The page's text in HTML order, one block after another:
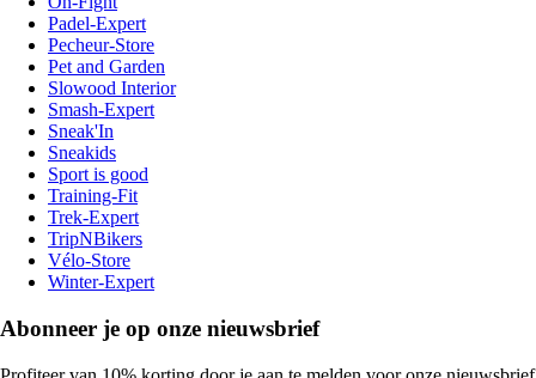
Padel-Expert
Pecheur-Store
Pet and Garden
Slowood Interior
Smash-Expert
Sneak'In
Sneakids
Sport is good
Training-Fit
Trek-Expert
TripNBikers
Vélo-Store
Winter-Expert
Abonneer je op onze nieuwsbrief